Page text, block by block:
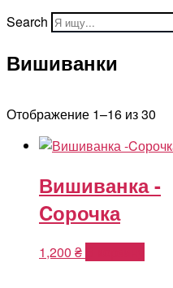
Search
Вишиванки
Отображение 1–16 из 30
Вишиванка -
Cорочка
1,200 ₴